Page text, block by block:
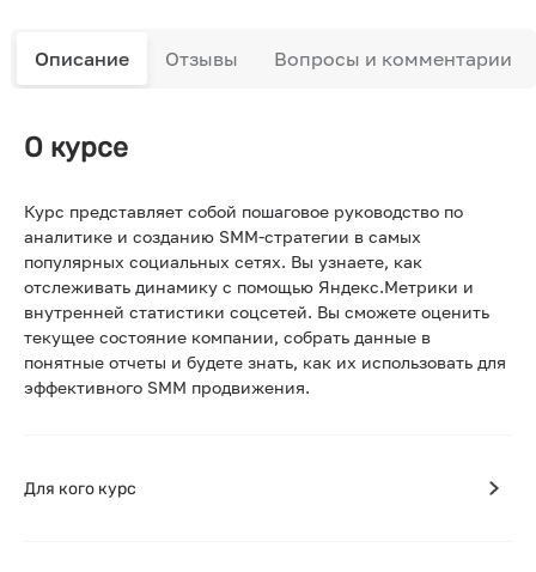
Описание Отзывы Вопросы и комментарии
О курсе
Курс представляет собой пошаговое руководство по
аналитике и созданию SMM-стратегии в самых
популярных социальных сетях. Вы узнаете, как
отслеживать динамику с помощью Яндекс.Метрики и
внутренней статистики соцсетей. Вы сможете оценить
текущее состояние компании, собрать данные в
понятные отчеты и будете знать, как их использовать для
эффективного SMM продвижения.
Для кого курс